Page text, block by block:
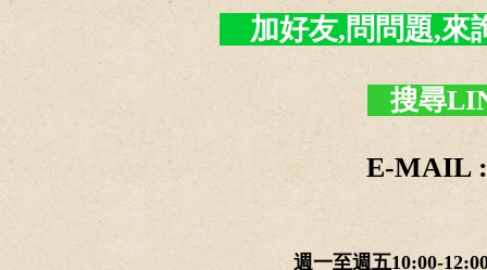
加好友,問問題,來
搜尋
E-MAIL :
週一至週五10:00-